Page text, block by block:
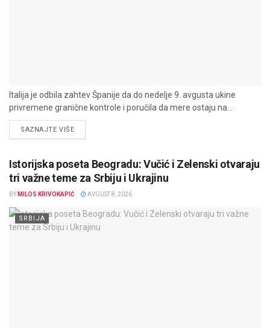
Italija je odbila zahtev Španije da do nedelje 9. avgusta ukine
privremene granične kontrole i poručila da mere ostaju na...
SAZNAJTE VIŠEDETAILS
Istorijska poseta Beogradu: Vučić i Zelenski otvaraju
tri važne teme za Srbiju i Ukrajinu
BY MILOS KRIVOKAPIĆ AVGUST 8, 2026
SRBIJA